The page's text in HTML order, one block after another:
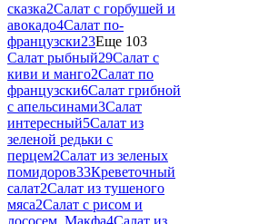
сказка2Салат с горбушей и
авокадо4Салат по-
французски23Еще 103
Салат рыбный29Салат с
киви и манго2Салат по
французски6Салат грибной
с апельсинами3Салат
интересный5Салат из
зеленой редьки с
перцем2Салат из зеленых
помидоров33Креветочный
салат2Салат из тушеного
мяса2Салат с рисом и